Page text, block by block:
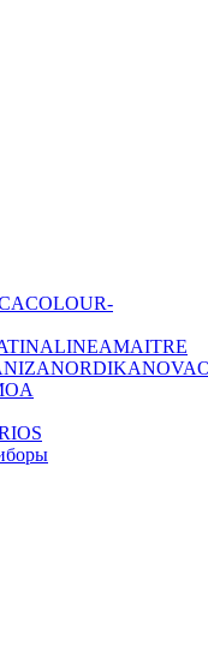
COLOUR-
LINEAMAITRE
NIZANORDIKANOVA